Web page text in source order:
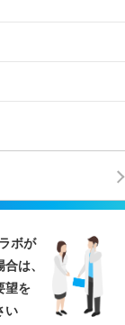
ボが
は、
望を
い